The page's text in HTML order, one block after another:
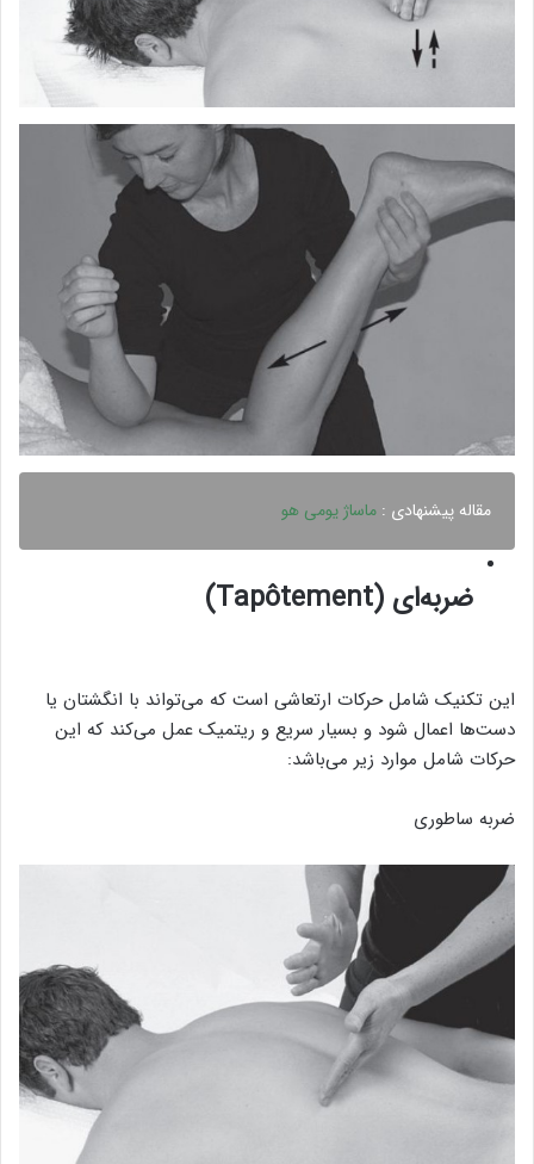
مقاله پیشنهادی : ماساژ یومی هو
ضربه‌ای (Tapôtement)
این تکنیک شامل حرکات ارتعاشی است که می‌تواند با انگشتان یا
دست‌ها اعمال شود و بسیار سریع و ریتمیک عمل می‌کند که این
حرکات شامل موارد زیر می‌باشد:
ضربه ساطوری